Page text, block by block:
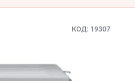
КОД 19307